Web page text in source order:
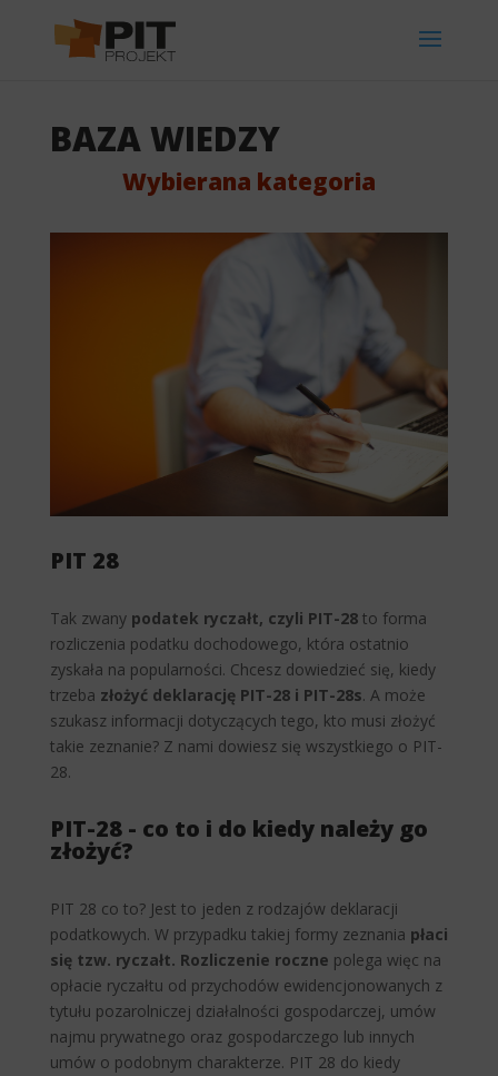
BAZA WIEDZY
Wybierana kategoria
PIT 28
Tak zwany podatek ryczałt, czyli PIT-28to forma
rozliczenia podatku dochodowego, która ostatnio
zyskała na popularności. Chcesz dowiedzieć się, kiedy
trzeba złożyć deklarację PIT-28 i PIT-28s. A może
szukasz informacji dotyczących tego, kto musi złożyć
takie zeznanie? Z nami dowiesz się wszystkiego o PIT-
28.
PIT-28 - co to i do kiedy należy go
złożyć?
PIT 28 co to? Jest to jeden z rodzajów deklaracji
podatkowych. W przypadku takiej formy zeznania płaci
się tzw. ryczałt. Rozliczenie roczne polega więc na
opłacie ryczałtu od przychodów ewidencjonowanych z
tytułu pozarolniczej działalności gospodarczej, umów
najmu prywatnego oraz gospodarczego lub innych
umów o podobnym charakterze. PIT 28 do kiedy